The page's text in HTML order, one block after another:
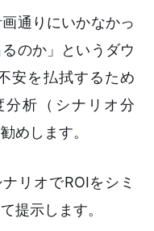
通りにいかなかっ
のか」というダウ
安を払拭するため
析（シナリオ分
めします。
リオでROIをシミ
提示します。